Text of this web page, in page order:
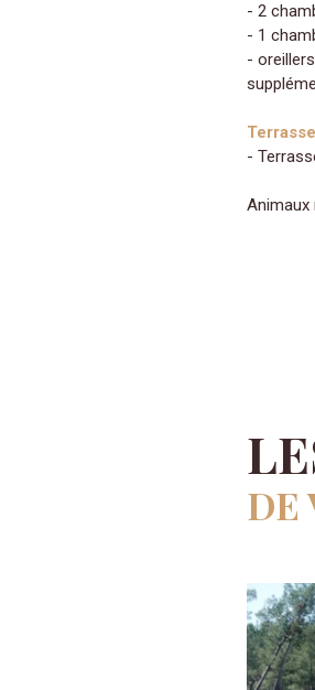
- 2
- 1
-
-
DE